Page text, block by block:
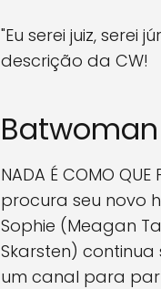
"Eu serei juiz,
descrição da CW!
Batwoman
NADA É COMO
procura seu novo
Sophie (Meagan
Skarsten)
um canal para